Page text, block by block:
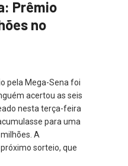
Prêmio
no
pela Mega-Sena foi
acertou as seis
nesta terça-feira
para uma
A
sorteio, que